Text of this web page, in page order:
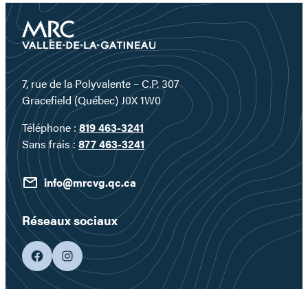
7, rue de la Polyvalente – C.P. 307
Gracefield (Québec) J0X 1W0
Téléphone :819 463-3241
Sans frais : 877 463-3241
info@mrcvg.qc.ca
Réseaux sociaux
facebookgoogleplus